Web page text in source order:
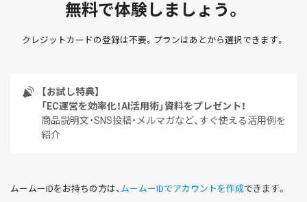
無料で体験しましょう。
クレジットカードの登録は不要。 プランはあとから選択できます。
【お試し特典】
「EC運営を効率化！AI活用術」資料をプレゼント！
商品説明文・SNS投稿・メルマガなど、すぐ使える活用例を
紹介
ムームーIDをお持ちの方は、 ムームーIDでアカウントを作成できます。